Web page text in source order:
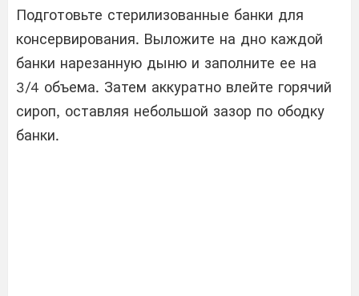
Подготовьте стерилизованные банки для
консервирования. Выложите на дно каждой
банки нарезанную дыню и заполните ее на
3/4 объема. Затем аккуратно влейте горячий
сироп, оставляя небольшой зазор по ободку
банки.